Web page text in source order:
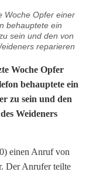
Woche Opfer einer
behauptete ein
sein und den von
reparieren
Woche Opfer
behauptete ein
zu sein und den
Weideners
einen Anruf von
Der Anrufer teilte